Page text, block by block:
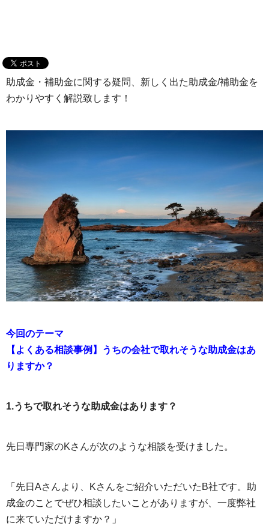
助成金・補助金に関する疑問、新しく出た助成金/補助金を
わかりやすく解説致します！
今回のテーマ
【よくある相談事例】うちの会社で取れそうな助成金はあ
りますか？
1.うちで取れそうな助成金はあります？
先日専門家のKさんが次のような相談を受けました。
「先日Aさんより、Kさんをご紹介いただいたB社です。助
成金のことでぜひ相談したいことがありますが、一度弊社
に来ていただけますか？」